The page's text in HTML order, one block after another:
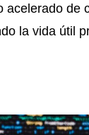
acelerado de
la vida útil